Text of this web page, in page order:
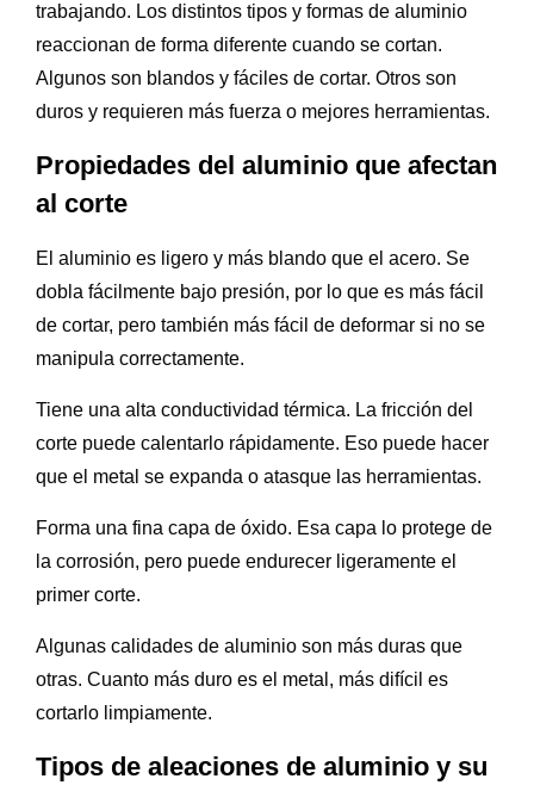
trabajando. Los distintos tipos y formas de aluminio
reaccionan de forma diferente cuando se cortan.
Algunos son blandos y fáciles de cortar. Otros son
duros y requieren más fuerza o mejores herramientas.
Propiedades del aluminio que afectan
al corte
El aluminio es ligero y más blando que el acero. Se
dobla fácilmente bajo presión, por lo que es más fácil
de cortar, pero también más fácil de deformar si no se
manipula correctamente.
Tiene una alta conductividad térmica. La fricción del
corte puede calentarlo rápidamente. Eso puede hacer
que el metal se expanda o atasque las herramientas.
Forma una fina capa de óxido. Esa capa lo protege de
la corrosión, pero puede endurecer ligeramente el
primer corte.
Algunas calidades de aluminio son más duras que
otras. Cuanto más duro es el metal, más difícil es
cortarlo limpiamente.
Tipos de aleaciones de aluminio y su